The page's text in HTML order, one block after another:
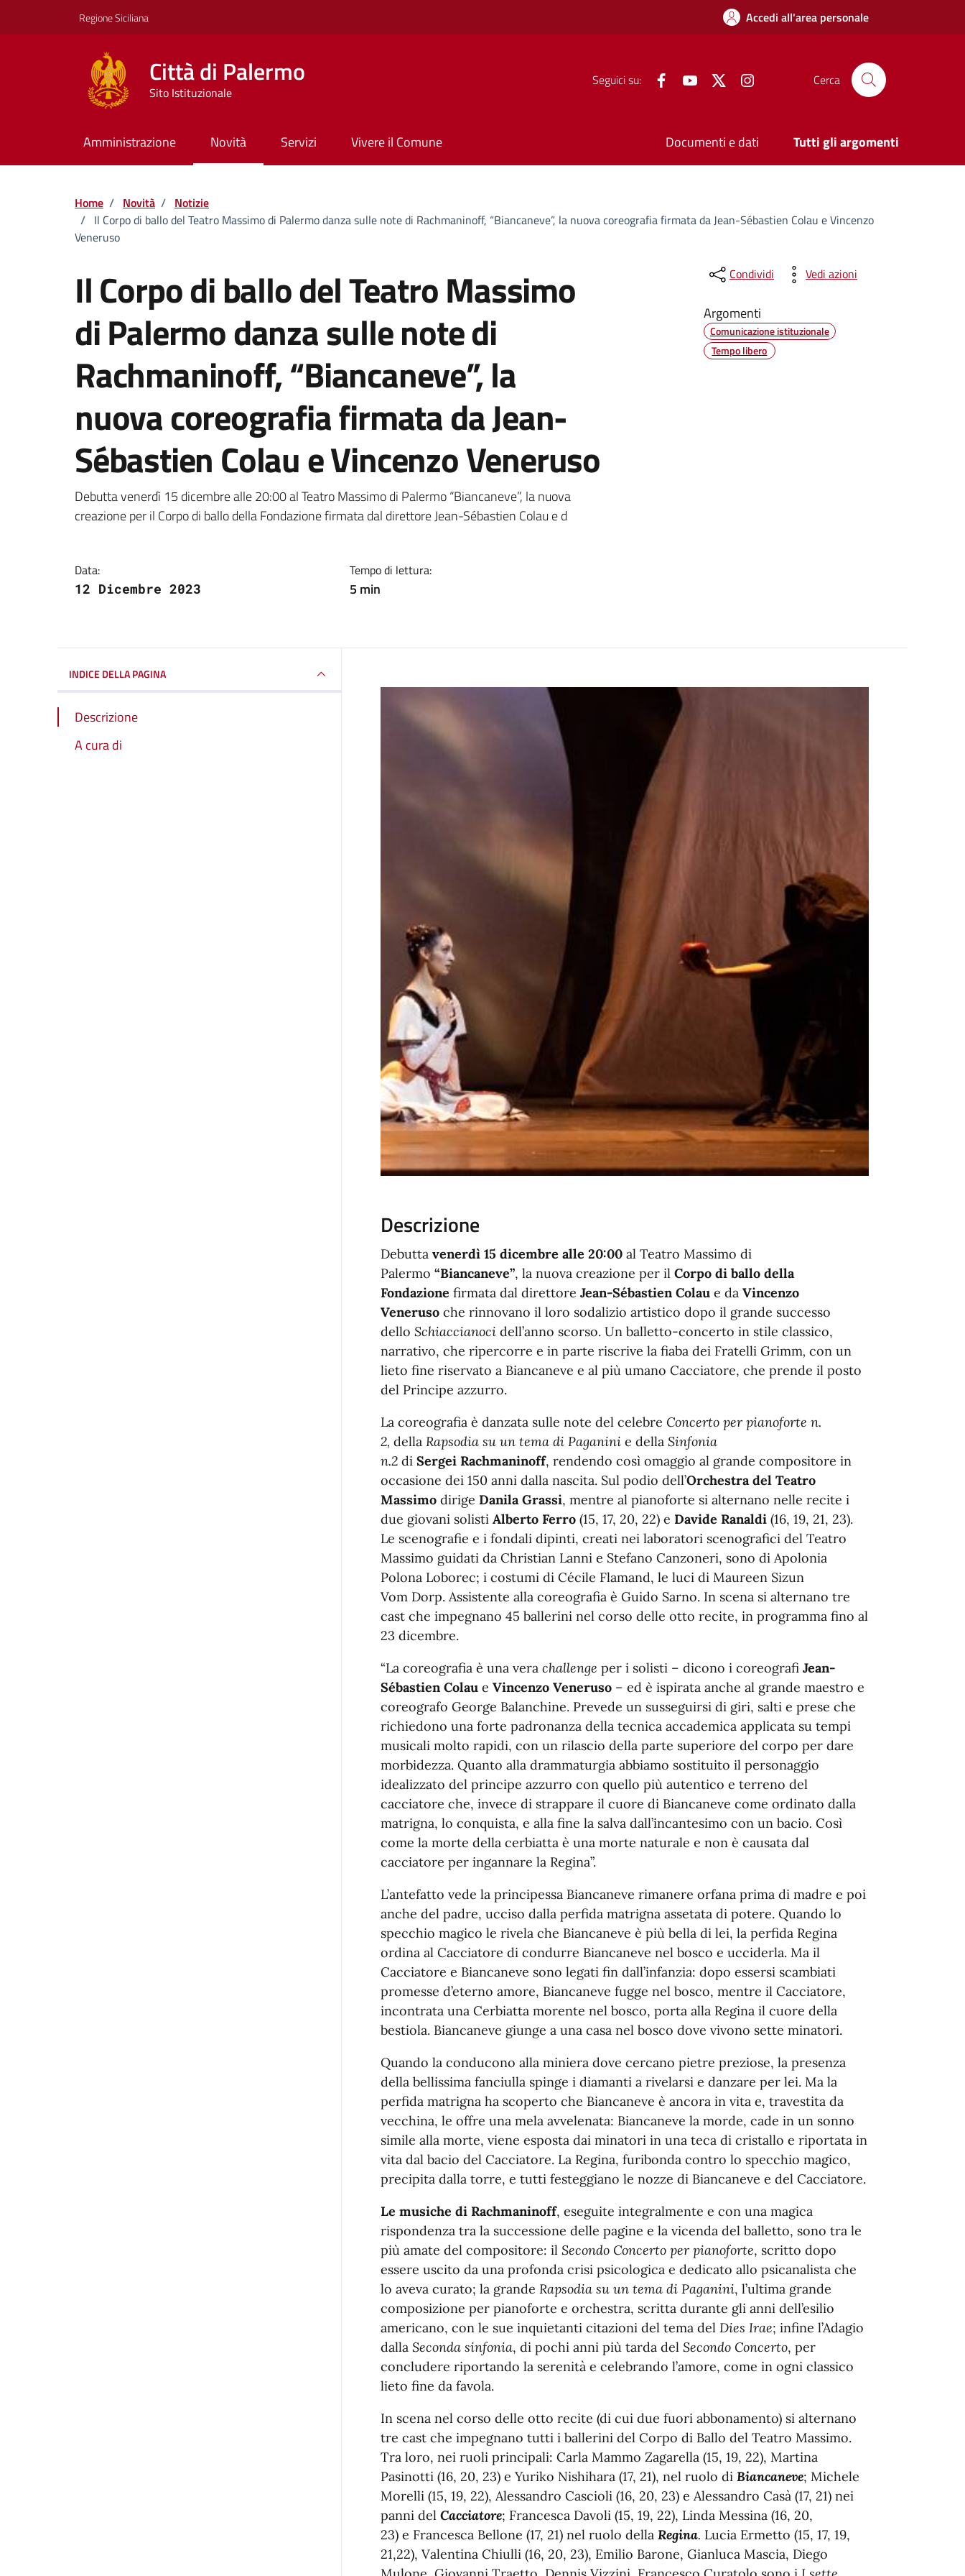
Regione Siciliana Accedi all'area personale
Città di Palermo
Sito Istituzionale
Seguici su: FacebookYouTube Twitter Cerca
Amministrazione Novità Servizi Vivere il Comune Documenti e dati Tutti gli argomenti
Home / Novità / Notizie
/ Il Corpo di ballo del Teatro Massimo di Palermo danza sulle note di Rachmaninoff, “Biancaneve”, la nuova coreografia firmata da Jean-Sébastien Colau e Vincenzo
Veneruso
Il Corpo di ballo del Teatro Massimo
di Palermo danza sulle note di
Rachmaninoff, “Biancaneve”, la
nuova coreografia firmata da Jean-
Sébastien Colau e Vincenzo Veneruso
Dettagli della notizia
Debutta venerdì 15 dicembre alle 20:00 al Teatro Massimo di Palermo “Biancaneve”, la nuova
creazione per il Corpo di ballo della Fondazione firmata dal direttore Jean-Sébastien Colau e d
Data:
12 Dicembre 2023
Tempo di lettura:
5 min
Condividi Vedi azioni
Argomenti
Comunicazione istituzionale
Tempo libero
INDICE DELLA PAGINA
Descrizione
A cura di
Descrizione
Debutta venerdì 15 dicembre alle 20:00al Teatro Massimo di
Palermo “Biancaneve”, la nuova creazione per il Corpo di ballodella
Fondazione firmata dal direttore Jean-Sébastien Colaue da Vincenzo
Venerusoche rinnovano il loro sodalizio artistico dopo il grande successo
dello Schiaccianoci dell’anno scorso. Un balletto-concerto in stile classico,
narrativo, che ripercorre e in parte riscrive la fiaba dei Fratelli Grimm, con un
lieto fine riservato a Biancaneve e al più umano Cacciatore, che prende il posto
del Principe azzurro.
La coreografia è danzata sulle note del celebre Concerto per pianoforte n.
2, della Rapsodia su un tema di Paganinie della Sinfonia
n.2di SergeiRachmaninoff, rendendo così omaggio al grande compositore in
occasione dei 150 anni dalla nascita. Sul podio dell’Orchestra del Teatro
Massimodirige Danila Grassi, mentre al pianoforte si alternano nelle recite i
due giovani solisti Alberto Ferro(15, 17, 20, 22) e Davide Ranaldi(16, 19, 21, 23).
Le scenografie e i fondali dipinti, creati nei laboratori scenografici del Teatro
Massimo guidati da Christian Lanni e Stefano Canzoneri, sono di Apolonia
Polona Loborec; i costumi di Cécile Flamand, le luci di Maureen Sizun
Vom Dorp. Assistente alla coreografia è Guido Sarno. In scena si alternano tre
cast che impegnano 45 ballerini nel corso delle otto recite, in programma fino al
23 dicembre.
“La coreografia è una vera challenge per i solisti – dicono i coreografi Jean-
Sébastien Colaue Vincenzo Veneruso – ed è ispirata anche al grande maestro e
coreografo George Balanchine. Prevede un susseguirsi di giri, salti e prese che
richiedono una forte padronanza della tecnica accademica applicata su tempi
musicali molto rapidi, con un rilascio della parte superiore del corpo per dare
morbidezza. Quanto alla drammaturgia abbiamo sostituito il personaggio
idealizzato del principe azzurro con quello più autentico e terreno del
cacciatore che, invece di strappare il cuore di Biancaneve come ordinato dalla
matrigna, lo conquista, e alla fine la salva dall’incantesimo con un bacio. Così
come la morte della cerbiatta è una morte naturale e non è causata dal
cacciatore per ingannare la Regina”.
L’antefatto vede la principessa Biancaneve rimanere orfana prima di madre e poi
anche del padre, ucciso dalla perfida matrigna assetata di potere. Quando lo
specchio magico le rivela che Biancaneve è più bella di lei, la perfida Regina
ordina al Cacciatore di condurre Biancaneve nel bosco e ucciderla. Ma il
Cacciatore e Biancaneve sono legati fin dall’infanzia: dopo essersi scambiati
promesse d’eterno amore, Biancaneve fugge nel bosco, mentre il Cacciatore,
incontrata una Cerbiatta morente nel bosco, porta alla Regina il cuore della
bestiola. Biancaneve giunge a una casa nel bosco dove vivono sette minatori.
Quando la conducono alla miniera dove cercano pietre preziose, la presenza
della bellissima fanciulla spinge i diamanti a rivelarsi e danzare per lei. Ma la
perfida matrigna ha scoperto che Biancaneve è ancora in vita e, travestita da
vecchina, le offre una mela avvelenata: Biancaneve la morde, cade in un sonno
simile alla morte, viene esposta dai minatori in una teca di cristallo e riportata in
vita dal bacio del Cacciatore. La Regina, furibonda contro lo specchio magico,
precipita dalla torre, e tutti festeggiano le nozze di Biancaneve e del Cacciatore.
Le musiche di Rachmaninoff, eseguite integralmente e con una magica
rispondenza tra la successione delle pagine e la vicenda del balletto, sono tra le
più amate del compositore: il Secondo Concerto per pianoforte, scritto dopo
essere uscito da una profonda crisi psicologica e dedicato allo psicanalista che
lo aveva curato; la grande Rapsodia su un tema di Paganini, l’ultima grande
composizione per pianoforte e orchestra, scritta durante gli anni dell’esilio
americano, con le sue inquietanti citazioni del tema del Dies Irae; infine l’Adagio
dalla Seconda sinfonia, di pochi anni più tarda del Secondo Concerto, per
concludere riportando la serenità e celebrando l’amore, come in ogni classico
lieto fine da favola.
In scena nel corso delle otto recite (di cui due fuori abbonamento) si alternano
tre cast che impegnano tutti i ballerini del Corpo di Ballo del Teatro Massimo.
Tra loro, nei ruoli principali: Carla Mammo Zagarella (15, 19, 22), Martina
Pasinotti (16, 20, 23) e Yuriko Nishihara (17, 21), nel ruolo di Biancaneve; Michele
Morelli (15, 19, 22), Alessandro Cascioli (16, 20, 23) e Alessandro Casà (17, 21) nei
panni del Cacciatore; Francesca Davoli (15, 19, 22), Linda Messina (16, 20,
23) e Francesca Bellone (17, 21) nel ruolo della Regina. Lucia Ermetto (15, 17, 19,
21,22), Valentina Chiulli (16, 20, 23), Emilio Barone, Gianluca Mascia, Diego